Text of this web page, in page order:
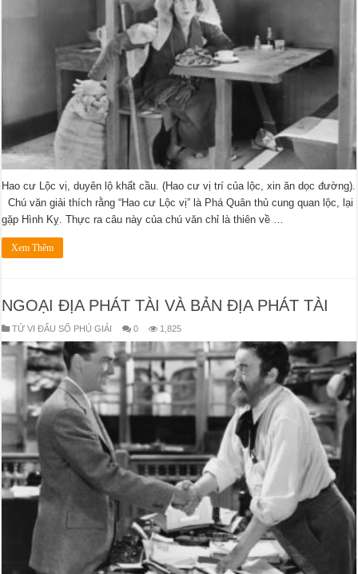
Hao cư Lộc vị, duyên lộ khất cầu. (Hao cư vị trí của lộc, xin ăn dọc đường).
Chú văn giải thích rằng “Hao cư Lộc vị” là Phá Quân thủ cung quan lộc, lại
gặp Hình Kỵ. Thực ra câu này của chú văn chỉ là thiên về …
Xem Thêm
NGOẠI ĐỊA PHÁT TÀI VÀ BẢN ĐỊA PHÁT TÀI
TỬ VI ĐẨU SỐ PHÚ GIẢI 0 1,825